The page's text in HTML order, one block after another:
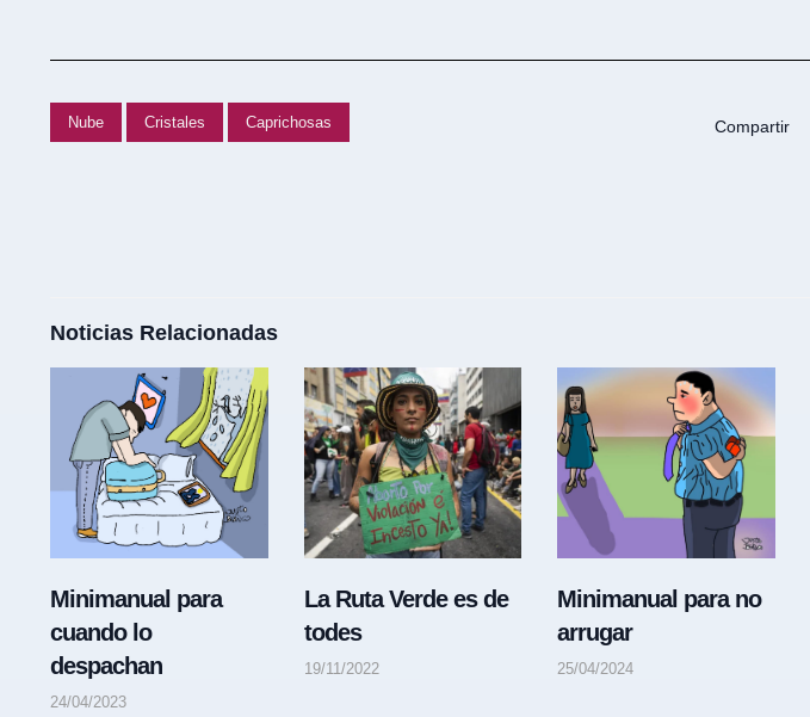
Nube Cristales Caprichosas Compartir
Noticias Relacionadas
Minimanual para
cuando lo
despachan
24/04/2023
La Ruta Verde es de
todes
19/11/2022
Minimanual para no
arrugar
25/04/2024